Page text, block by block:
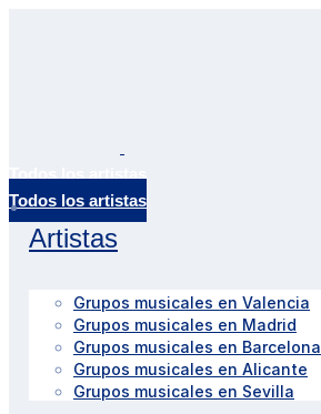
Artistas
Grupos musicales en Valencia
Grupos musicales en Madrid
Grupos musicales en Barcelona
Grupos musicales en Alicante
Grupos musicales en Sevilla